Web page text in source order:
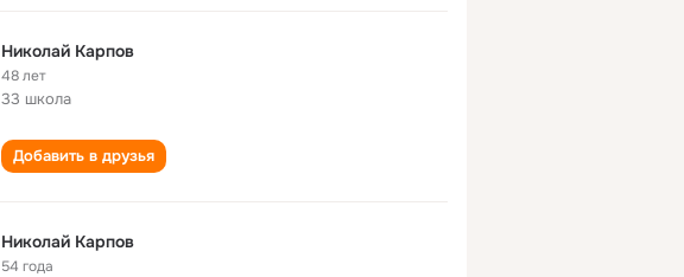
Николай Карпов
48 лет
33 школа
Добавить в друзья
Николай Карпов
54 года